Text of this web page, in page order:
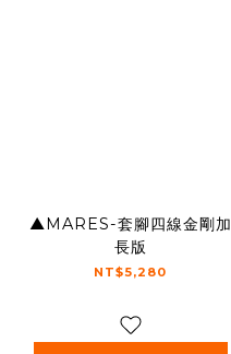
▲MARES-套腳四線金剛加
長版
NT$5,280